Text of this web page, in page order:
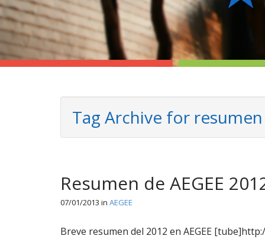
Tag Archive for resumen
Resumen de AEGEE
07/01/2013 in AEGEE
Breve resumen del 2012 en AEGEE